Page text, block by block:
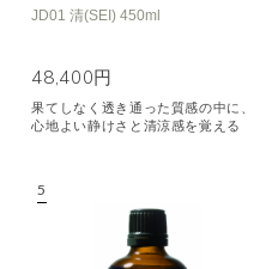
JD01 清(SEI) 450ml
48,400円
果てしなく透き通った質感の中に、
心地よい静けさと清涼感を覚える